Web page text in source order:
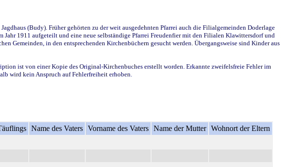
(Budy). Früher gehörten zu der weit ausgedehnten Pfarrei auch die Filialgemeinden Doderlage
1911 aufgeteilt und eine neue selbständige Pfarrei Freudenfier mit den Filialen Klawittersdorf und
Gemeinden, in den entsprechenden Kirchenbüchern gesucht werden. Übergangsweise sind Kinder aus
ist von einer Kopie des Original-Kirchenbuches erstellt worden. Erkannte zweifelsfreie Fehler im
wird kein Anspruch auf Fehlerfreiheit erhoben.
Name des Vaters Vorname des Vaters Name der Mutter Wohnort der Eltern